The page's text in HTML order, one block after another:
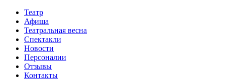
Театр
Афиша
Театральная весна
Спектакли
Новости
Персоналии
Отзывы
Контакты